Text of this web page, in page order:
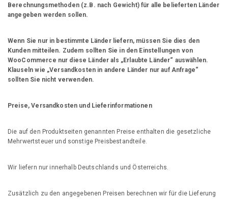
Berechnungsmethoden (z.B. nach Gewicht) für alle belieferten Länder
angegeben werden sollen.
Wenn Sie nur in bestimmte Länder liefern, müssen Sie dies den
Kunden mitteilen. Zudem sollten Sie in den Einstellungen von
WooCommerce nur diese Länder als „Erlaubte Länder“ auswählen.
Klauseln wie „Versandkosten in andere Länder nur auf Anfrage“
sollten Sie nicht verwenden.
Preise, Versandkosten und Lieferinformationen
Die auf den Produktseiten genannten Preise enthalten die gesetzliche
Mehrwertsteuer und sonstige Preisbestandteile.
Wir liefern nur innerhalb Deutschlands und Österreichs.
Zusätzlich zu den angegebenen Preisen berechnen wir für die Lieferung